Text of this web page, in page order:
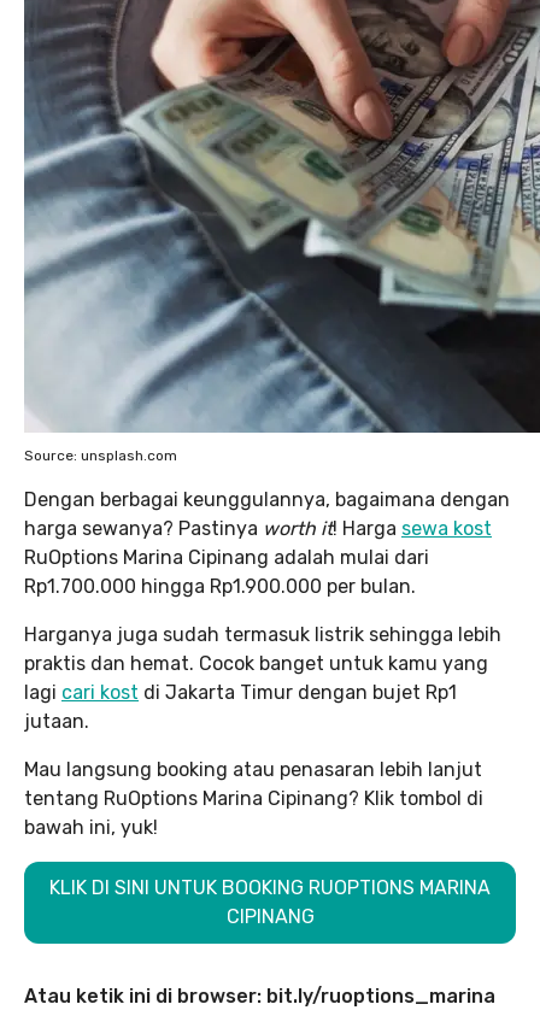
Source: unsplash.com
Dengan berbagai keunggulannya, bagaimana dengan
harga sewanya? Pastinya worth it! Harga sewa kost
RuOptions Marina Cipinang adalah mulai dari
Rp1.700.000 hingga Rp1.900.000 per bulan.
Harganya juga sudah termasuk listrik sehingga lebih
praktis dan hemat. Cocok banget untuk kamu yang
lagi cari kost di Jakarta Timur dengan bujet Rp1
jutaan.
Mau langsung booking atau penasaran lebih lanjut
tentang RuOptions Marina Cipinang? Klik tombol di
bawah ini, yuk!
KLIK DI SINI UNTUK BOOKING RUOPTIONS MARINA
CIPINANG
Atau ketik ini di browser: bit.ly/ruoptions_marina